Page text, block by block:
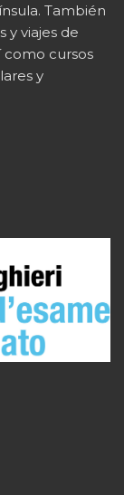
También
y viajes de
como cursos
y